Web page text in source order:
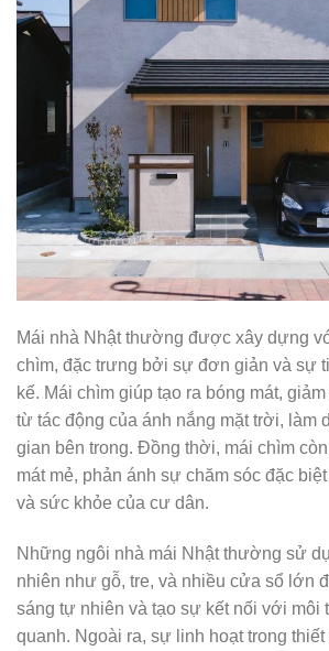
Mái nhà Nhật thường được xây dựng
chìm, đặc trưng bởi sự đơn giản và sự
kế. Mái chìm giúp tạo ra bóng mát,
từ tác động của ánh nắng mặt trời, làm
gian bên trong. Đồng thời, mái chìm
mát mẻ, phản ánh sự chăm sóc đặc
và sức khỏe của cư dân.
Những ngôi nhà mái Nhật thường sử
nhiên như gỗ, tre, và nhiều cửa sổ lớn
sáng tự nhiên và tạo sự kết nối với môi
quanh. Ngoài ra, sự linh hoạt trong